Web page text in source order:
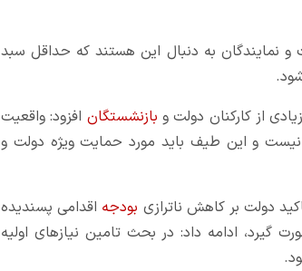
نمایندگان به دنبال این هستند که حداقل سبد
بازنشستگان افزود: واقعیت
و این طیف باید مورد حمایت ویژه دولت و
دولت بر کاهش ناترازی بودجه اقدامی پسندیده
ادامه داد: در بحث تامین نیازهای اولیه